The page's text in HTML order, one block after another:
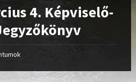
4. Képviselő-